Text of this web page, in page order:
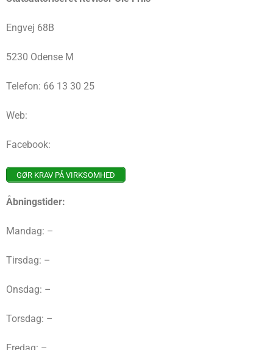
Engvej 68B
5230 Odense M
Telefon: 66 13 30 25
Web:
Facebook:
GØR KRAV PÅ VIRKSOMHED
Åbningstider:
Mandag: –
Tirsdag: –
Onsdag: –
Torsdag: –